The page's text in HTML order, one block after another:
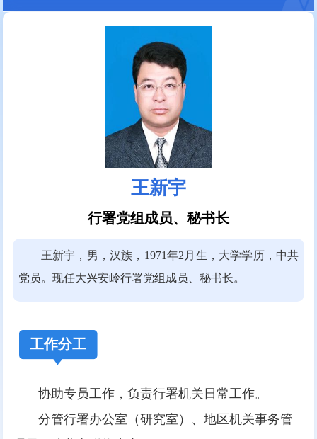
王新宇
行署党组成员、秘书长
王新宇，男，汉族，1971年2月生，大学学历，中共
党员。现任大兴安岭行署党组成员、秘书长。
工作分工
协助专员工作，负责行署机关日常工作。
分管行署办公室（研究室）、地区机关事务管